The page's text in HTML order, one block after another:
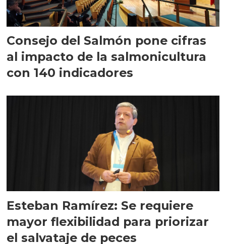
Consejo del Salmón pone cifras
al impacto de la salmonicultura
con 140 indicadores
Esteban Ramírez: Se requiere
mayor flexibilidad para priorizar
el salvataje de peces